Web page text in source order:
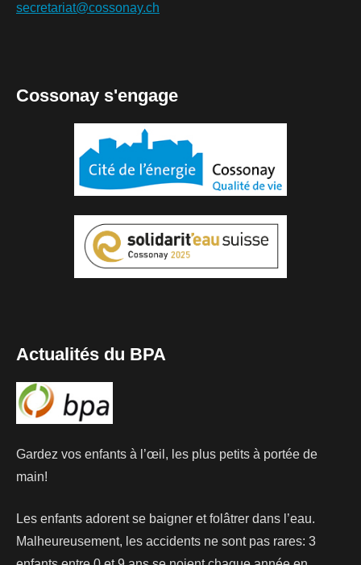
secretariat@cossonay.ch
Cossonay s'engage
Actualités du BPA
Gardez vos enfants à l’œil, les plus petits à portée de
main!
Les enfants adorent se baigner et folâtrer dans l’eau.
Malheureusement, les accidents ne sont pas rares: 3